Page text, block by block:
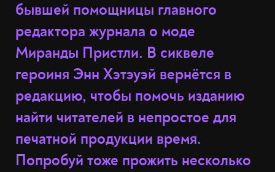
бывшей помощницы главного
редактора журнала о моде
Миранды Пристли. В сиквеле
героиня Энн Хэтэуэй вернётся в
редакцию, чтобы помочь изданию
найти читателей в непростое для
печатной продукции время.
Попробуй тоже прожить несколько